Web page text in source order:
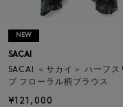
NEW
SACAI
SACAI ＜サカイ＞ ハーフス
ブ フローラル柄ブラウス
¥121,000